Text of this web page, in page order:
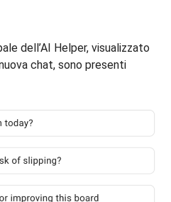
dell’AI Helper, visualizzato
chat, sono presenti